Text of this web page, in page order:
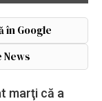
în Google
News
marţi că a